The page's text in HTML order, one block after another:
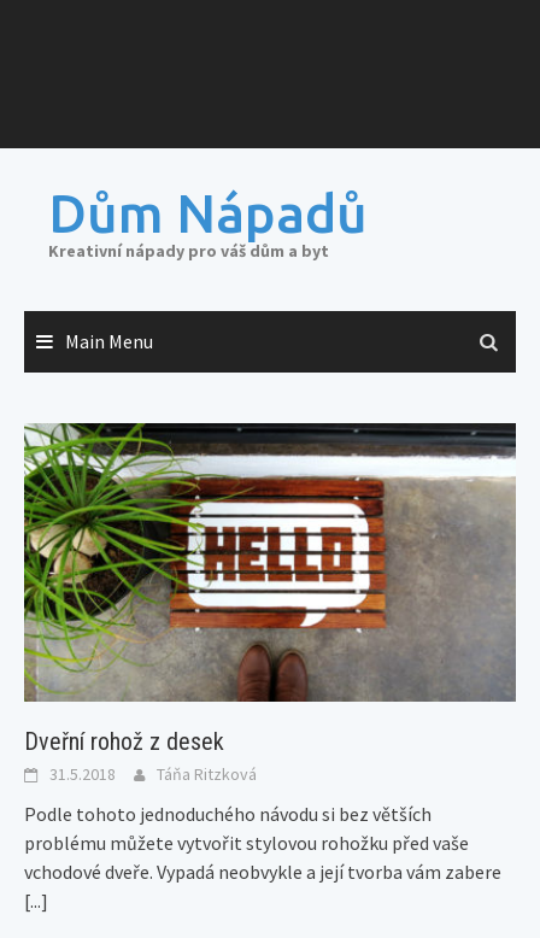
Dům Nápadů
Kreativní nápady pro váš dům a byt
Main Menu
Dveřní rohož z desek
31.5.2018 Táňa Ritzková
Podle tohoto jednoduchého návodu si bez větších
problému můžete vytvořit stylovou rohožku před vaše
vchodové dveře. Vypadá neobvykle a její tvorba vám zabere
[...]